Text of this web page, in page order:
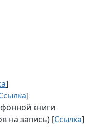
]
]
книги
на запись) [Ссылка]